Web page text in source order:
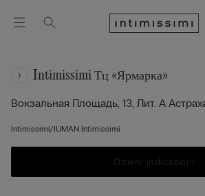
Intimissimi Тц «ярмарка»
Вокзальная Площадь, 13, Лит. А
Intimissimi/IUMAN Intimissimi
Ottieni indicazioni